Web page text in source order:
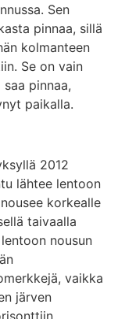
Sen
pinnaa, sillä
kolmanteen
Se on vain
saa pinnaa,
paikalla.
2012
lähtee lentoon
korkealle
taivaalla
nousun
vaikka
järven